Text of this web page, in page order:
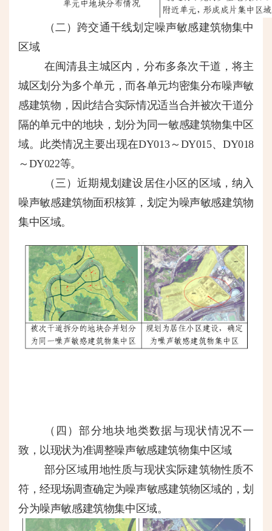
（二）跨交通干线划定噪声敏感建筑物集中
区域
在闽清县主城区内，分布多条次干道，将主
城区划分为多个单元，而各单元均密集分布噪声敏
感建筑物，因此结合实际情况适当合并被次干道分
隔的单元中的地块，划分为同一敏感建筑物集中区
域。此类情况主要出现在DY013～DY015、DY018
～DY022等。
（三）近期规划建设居住小区的区域，纳入
噪声敏感建筑物面积核算，划定为噪声敏感建筑物
集中区域。
（四）部分地块地类数据与现状情况不一
致，以现状为准调整噪声敏感建筑物集中区域
部分区域用地性质与现状实际建筑物性质不
符，经现场调查确定为噪声敏感建筑物区域的，划
分为噪声敏感建筑物集中区域。